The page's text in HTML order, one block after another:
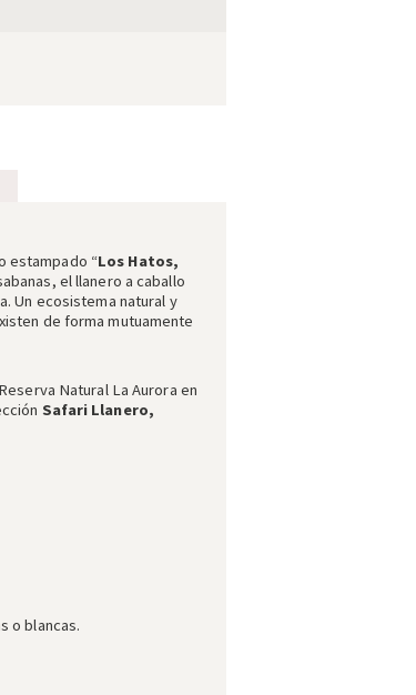
estampado “Los Hatos,
el llanero a caballo
Un ecosistema natural y
de forma mutuamente
Natural La Aurora en
Safari Llanero,
o blancas.